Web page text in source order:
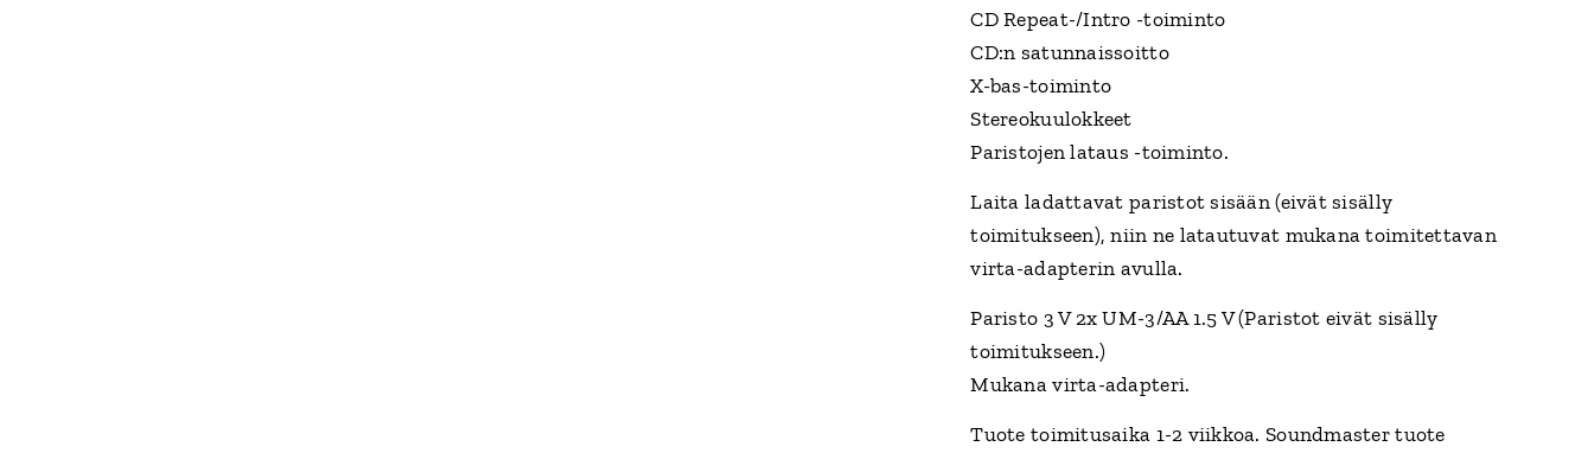
CD Repeat-/Intro -toiminto
CD:n satunnaissoitto
X-bas-toiminto
Stereokuulokkeet
Paristojen lataus -toiminto.
Laita ladattavat paristot sisään (eivät sisälly
toimitukseen), niin ne latautuvat mukana toimitettavan
virta-adapterin avulla.
Paristo 3 V 2x UM-3/AA 1.5 V (Paristot eivät sisälly
toimitukseen.)
Mukana virta-adapteri.
Tuote toimitusaika 1-2 viikkoa. Soundmaster tuote